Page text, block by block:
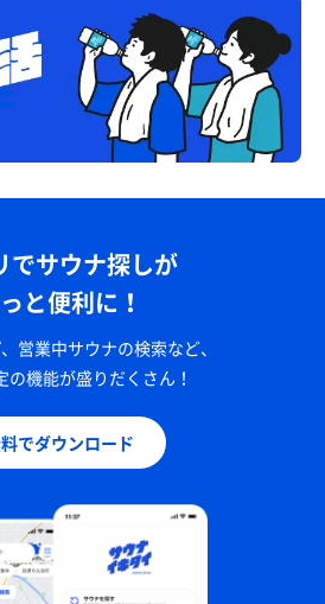
でサウナ探しが
と便利に！
営業中サウナの検索など、
の機能が盛りだくさん！
でダウンロード